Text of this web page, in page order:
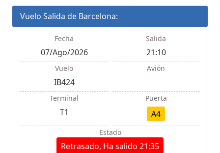
Vuelo Salida de Barcelona:
Fecha
07/Ago/2026
Salida
21:10
Vuelo
IB424
Avión
Terminal
T1
Puerta
A4
Estado
Retrasado, Ha salido 21:35